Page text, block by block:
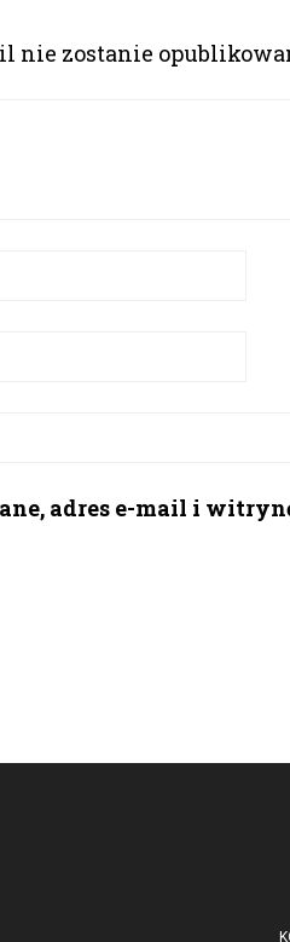
nie zostanie
adres e-mail i